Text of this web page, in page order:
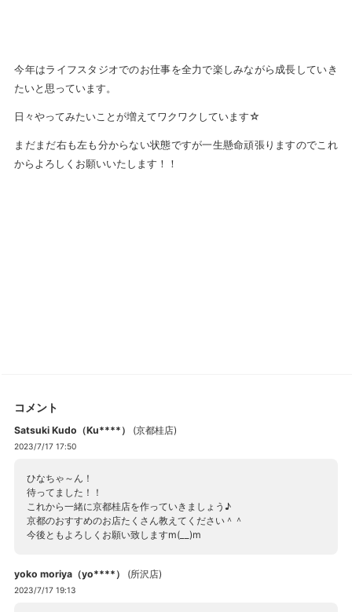
今年はライフスタジオでのお仕事を全力で楽しみながら成長していき
たいと思っています。
日々やってみたいことが増えてワクワクしています☆
まだまだ右も左も分からない状態ですが一生懸命頑張りますのでこれ
からよろしくお願いいたします！！
コメント
Satsuki Kudo（Ku****） (京都桂店)
2023/7/17 17:50
ひなちゃ～ん！
待ってました！！
これから一緒に京都桂店を作っていきましょう♪
京都のおすすめのお店たくさん教えてください＾＾
今後ともよろしくお願い致しますm(__)m
yoko moriya（yo****） (所沢店)
2023/7/17 19:13